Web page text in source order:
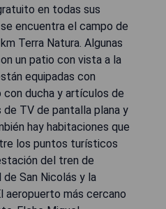
en todas sus
encuentra el campo de
Terra Natura. Algunas
un patio con vista a la
equipadas con
con ducha y artículos de
TV de pantalla plana y
hay habitaciones que
los puntos turísticos
del tren de
San Nicolás y la
aeropuerto más cercano